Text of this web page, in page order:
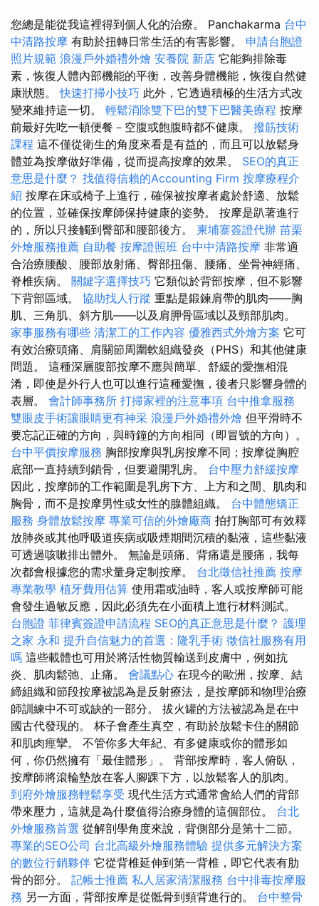
您總是能從我這裡得到個人化的治療。 Panchakarma 台中
中清路按摩 有助於扭轉日常生活的有害影響。 申請台胞證
照片規範 浪漫戶外婚禮外燴 安養院 新店 它能夠排除毒
素，恢復人體內部機能的平衡，改善身體機能，恢復自然健
康狀態。快速打掃小技巧 此外，它透過積極的生活方式改
變來維持這一切。 輕鬆消除雙下巴的雙下巴醫美療程 按摩
前最好先吃一頓便餐－空腹或飽腹時都不健康。 撥筋技術
課程 這不僅從衛生的角度來看是有益的，而且可以放鬆身
體並為按摩做好準備，從而提高按摩的效果。 SEO的真正
意思是什麼？ 找值得信賴的Accounting Firm 按摩療程介
紹 按摩在床或椅子上進行，確保被按摩者處於舒適、放鬆
的位置，並確保按摩師保持健康的姿勢。 按摩是趴著進行
的，所以只接觸到臀部和腰部後方。 柬埔寨簽證代辦 苗栗
外燴服務推薦 自助餐 按摩證照班 台中中清路按摩 非常適
合治療腰酸、腰部放射痛、臀部扭傷、腰痛、坐骨神經痛、
脊椎疾病。 關鍵字選擇技巧 它類似於背部按摩，但不影響
下背部區域。 協助找人行蹤 重點是鍛鍊肩帶的肌肉——胸
肌、三角肌、斜方肌——以及肩胛骨區域以及頸部肌肉。
家事服務有哪些 清潔工的工作內容 優雅西式外燴方案 它可
有效治療頭痛、肩關節周圍軟組織發炎（PHS）和其他健康
問題。 這種深層腹部按摩不應與簡單、舒緩的愛撫相混
淆，即使是外行人也可以進行這種愛撫，後者只影響身體的
表層。 會計師事務所 打掃家裡的注意事項 台中推拿服務
雙眼皮手術讓眼睛更有神采 浪漫戶外婚禮外燴 但平滑時不
要忘記正確的方向，與時鐘的方向相同（即冒號的方向）。
台中平價按摩服務 胸部按摩與乳房按摩不同；按摩從胸腔
底部一直持續到鎖骨，但要避開乳房。 台中壓力舒緩按摩
因此，按摩師的工作範圍是乳房下方、上方和之間、肌肉和
胸骨，而不是按摩男性或女性的腺體組織。 台中體態矯正
服務 身體放鬆按摩 專業可信的外燴廠商 拍打胸部可有效釋
放肺炎或其他呼吸道疾病或吸煙期間沉積的黏液，這些黏液
可透過咳嗽排出體外。 無論是頭痛、背痛還是腰痛，我每
次都會根據您的需求量身定制按摩。 台北徵信社推薦 按摩
專業教學 植牙費用估算 使用霜或油時，客人或按摩師可能
會發生過敏反應，因此必須先在小面積上進行材料測試。
台胞證 菲律賓簽證申請流程 SEO的真正意思是什麼？ 護理
之家 永和 提升自信魅力的首選：隆乳手術 徵信社服務有用
嗎 這些載體也可用於將活性物質輸送到皮膚中，例如抗
炎、肌肉鬆弛、止痛。 會議點心 在現今的歐洲，按摩、結
締組織和節段按摩被認為是反射療法，是按摩師和物理治療
師訓練中不可或缺的一部分。 拔火罐的方法被認為是在中
國古代發現的。 杯子會產生真空，有助於放鬆卡住的關節
和肌肉痙攣。 不管你多大年紀、有多健康或你的體形如
何，你仍然擁有「最佳體形」。 背部按摩時，客人俯臥，
按摩師將滾輪墊放在客人腳踝下方，以放鬆客人的肌肉。
到府外燴服務輕鬆享受 現代生活方式通常會給人們的背部
帶來壓力，這就是為什麼值得治療身體的這個部位。 台北
外燴服務首選 從解剖學角度來說，背側部分是第十二節。
專業的SEO公司 台北高級外燴服務體驗 提供多元解決方案
的數位行銷夥伴 它從背椎延伸到第一背椎，即它代表有肋
骨的部分。 記帳士推薦 私人居家清潔服務 台中排毒按摩服
務 另一方面，背部按摩是從骶骨到頸背進行的。 台中整骨